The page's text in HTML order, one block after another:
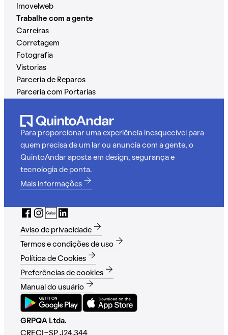
Imovelweb
Trabalhe com a gente
Carreiras
Corretagem
Fotografia
Vistorias
Parceria de Reparos
Parceria com Portarias
Para proporcionar uma experiência inesquecível para
quem precisa de um lar ou anuncia com a gente, o
QuintoAndar aposta em design, segurança e
tecnologia de ponta.
Mais informações
Aviso de privacidade
Termos e condições de uso
Política de Cookies
Preferências de cookies
Manual do usuário
GRPQA Ltda.